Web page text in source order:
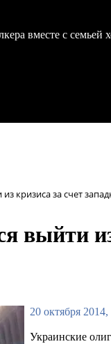
вместе с семьей
кризиса за счет
выйти
20 октября
Украинские